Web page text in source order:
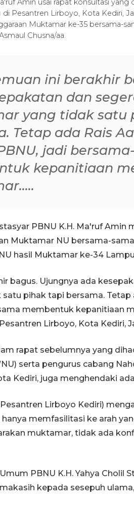
Amin usai rapat konsultasi yang
Pesantren Lirboyo, Kota Kediri,
Muktamar ke-35 bersama-
Chusna/aa.
ini berakhir
dan
yang tidak satu
Tetap ada Rais
jadi
kepanitiaan
PBNU K.H. Ma'ruf
Muktamar NU bersama-
hasil Muktamar ke-34
bagus. Ujungnya ada
pihak tapi bersama. Tetap
membentuk kepanitiaan
Lirboyo, Kota Kediri,
rapat sebelumnya yang
serta pengurus cabang
Kediri, juga menghendaki
Lirboyo Kediri)
hanya memfasilitasi ke arah
muktamar, tidak ada
PBNU K.H. Yahya Cholil
kepada sesepuh